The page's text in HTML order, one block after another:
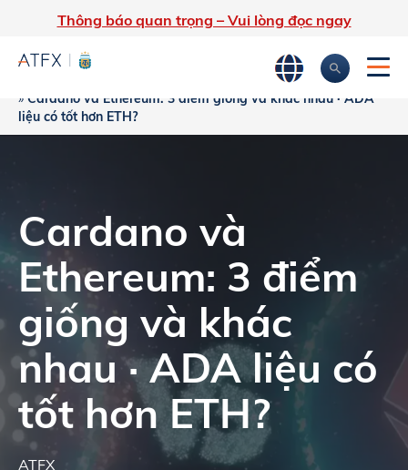
Thông báo quan trọng – Vui lòng đọc ngay
Chiến lược Giao dịch của bạn
» Cardano và Ethereum: 3 điểm giống và khác nhau · ADA
liệu có tốt hơn ETH?
Cardano và
Ethereum: 3 điểm
giống và khác
nhau · ADA liệu có
tốt hơn ETH?
ATFX